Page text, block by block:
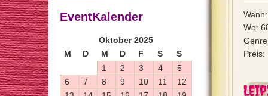
Wo:
Preis:
EventKalender
Oktober 2025
M
D M D F S S
1 2 3 4
5
6
7 8 9 10 11
12